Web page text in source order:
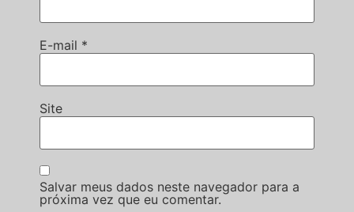
E-mail *
Site
Salvar meus dados neste navegador para a
próxima vez que eu comentar.